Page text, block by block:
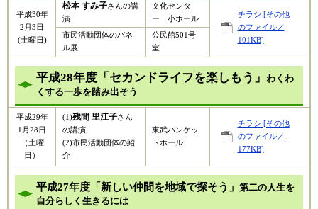
平成30年
2月3日
(土曜日)
松本 すみ子さんの講
演
文化センタ
ー 小ホール
チラシ [その他
のファイル／
101KB]
市民活動団体のパネ
ル展
公民館501号
室
平成28年度「セカンドライフを楽しもう」 わくわ
くする一歩を踏み出そう
平成29年
1月28日
（土曜
日）
(1)残間 里江子さん
の講演
(2)市民活動団体の紹
介
東武バンケッ
トホール
チラシ [その他
のファイル／
177KB]
平成27年度「新しい仲間を地域で探そう」 第二の人生を
自分らしく生きるには